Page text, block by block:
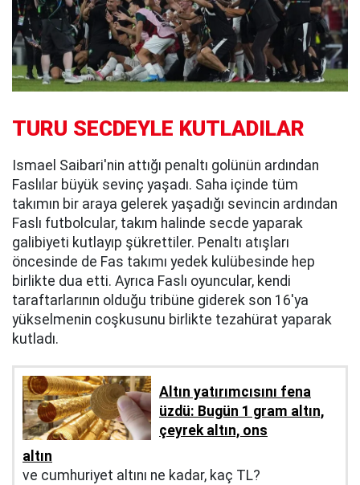
TURU SECDEYLE KUTLADILAR
Ismael Saibari'nin attığı penaltı golünün ardından
Faslılar büyük sevinç yaşadı. Saha içinde tüm
takımın bir araya gelerek yaşadığı sevincin ardından
Faslı futbolcular, takım halinde secde yaparak
galibiyeti kutlayıp şükrettiler. Penaltı atışları
öncesinde de Fas takımı yedek kulübesinde hep
birlikte dua etti. Ayrıca Faslı oyuncular, kendi
taraftarlarının olduğu tribüne giderek son 16'ya
yükselmenin coşkusunu birlikte tezahürat yaparak
kutladı.
Altın yatırımcısını fena
üzdü: Bugün 1 gram altın,
çeyrek altın, ons
altın
ve cumhuriyet altını ne kadar, kaç TL?